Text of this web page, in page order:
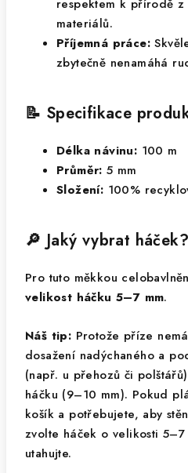
respektem k přírodě z
materiálů.
Příjemná práce:
zbytečně nenamáhá
📝 Specifikace
Délka návinu: 100 m
Průměr: 5 mm
Složení: 100%
🔎 Jaký vybrat háček?
Pro tuto měkkou
velikost háčku 5–7 mm.
Náš tip: Protože příze
dosažení nadýchaného a
(např. u přehozů či
háčku (9–10 mm). Pokud
košík a potřebujete, aby
zvolte háček o velikosti
utahujte.